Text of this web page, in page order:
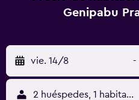
Genipabu
vie. 14/8 -
2 huéspedes, 1